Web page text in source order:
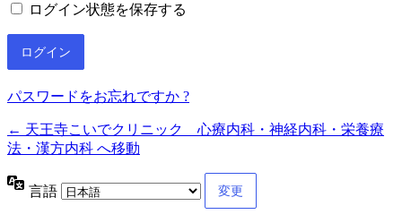
ログイン状態を保存する
パスワードをお忘れですか ?
← 天王寺こいでクリニック 心療内科・神経内科・栄養療
法・漢方内科 へ移動
言語